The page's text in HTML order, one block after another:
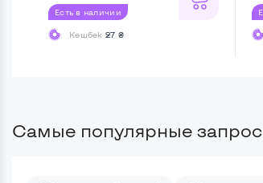
Есть в наличии
Кешбек 27 ₴
Самые популярные